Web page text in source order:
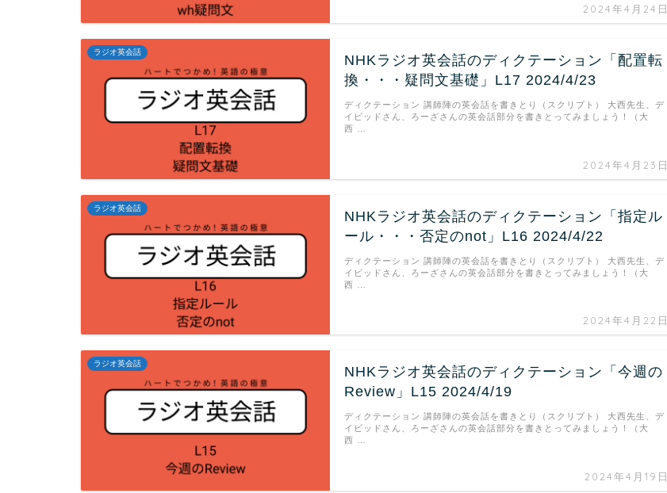
2024年4月24日
ラジオ英会話
NHKラジオ英会話のディクテーション「配置転
換・・・疑問文基礎」L17 2024/4/23
2024年4月23日
ディクテーション 講師陣の英会話を書きとり（スクリプト） 大西先生、デ
イビッドさん、ろーざさんの英会話部分を書きとってみましょう！（大
西 …
ラジオ英会話
NHKラジオ英会話のディクテーション「指定ル
ール・・・否定のnot」L16 2024/4/22
2024年4月22日
ディクテーション 講師陣の英会話を書きとり（スクリプト） 大西先生、デ
イビッドさん、ろーざさんの英会話部分を書きとってみましょう！（大
西 …
ラジオ英会話
NHKラジオ英会話のディクテーション「今週の
Review」L15 2024/4/19
2024年4月19日
ディクテーション 講師陣の英会話を書きとり（スクリプト） 大西先生、デ
イビッドさん、ろーざさんの英会話部分を書きとってみましょう！（大
西 …